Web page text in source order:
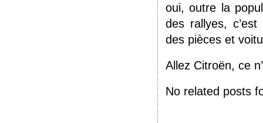
oui, outre la
des rallyes,
des pièces et
Allez Citroën, ce
No related posts